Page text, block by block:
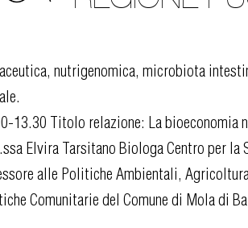
nutrigenomica, microbiota
13.30 Titolo relazione: La bioeconomia
Elvira Tarsitano Biologa Centro per
alle Politiche Ambientali,
Comunitarie del Comune di Mola di